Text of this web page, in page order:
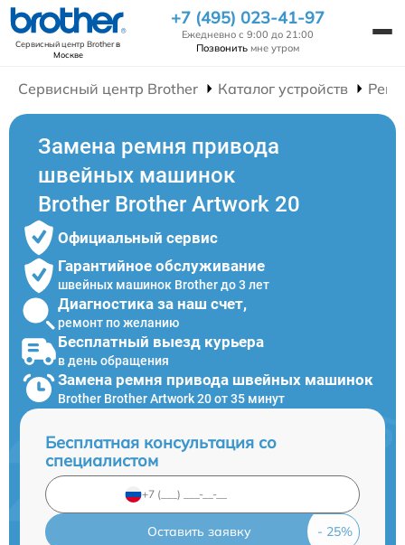
Сервисный центр Brotherв
Москве
+7 (495) 023-41-97
Ежедневно с 9:00 до 21:00
Позвонить мне утром
Сервисный центр Brother Каталог устройств
Замена ремня привода
швейных машинок
Brother Brother Artwork 20
Официальный сервис
Гарантийное обслуживание
швейных машинок Brother до 3 лет
Диагностика за наш счет,
ремонт по желанию
Бесплатный выезд курьера
в день обращения
Замена ремня привода швейных машинок
Brother Brother Artwork 20 от 35 минут
Бесплатная консультация со
специалистом
Оставить заявку